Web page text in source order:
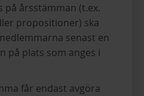
årsstämman (t.ex.
propositioner) ska
senast en
på plats som anges i
får endast avgöra